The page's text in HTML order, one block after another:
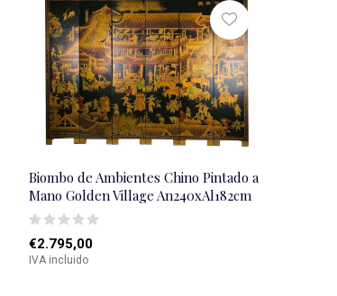
Biombo de Ambientes Chino Pintado a
Mano Golden Village An240xAl182cm
€2.795,00
IVA incluido